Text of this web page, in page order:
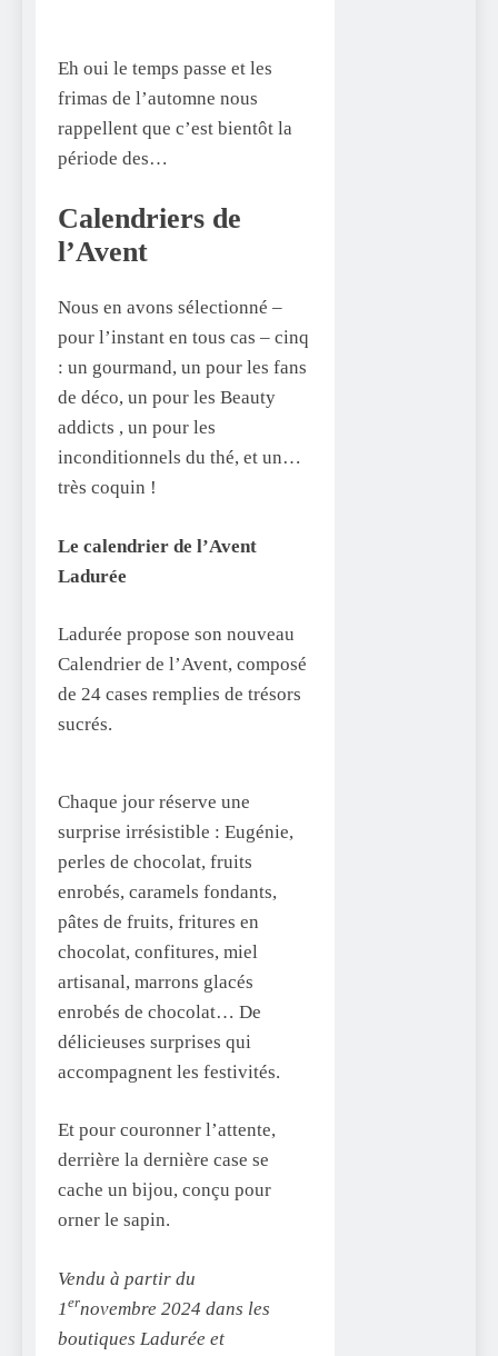
Eh oui le temps passe et les
frimas de l’automne nous
rappellent que c’est bientôt la
période des…
Calendriers de
l’Avent
Nous en avons sélectionné –
pour l’instant en tous cas – cinq
: un gourmand, un pour les fans
de déco, un pour les Beauty
addicts , un pour les
inconditionnels du thé, et un…
très coquin !
Le calendrier de l’Avent
Ladurée
Ladurée propose son nouveau
Calendrier de l’Avent, composé
de 24 cases remplies de trésors
sucrés.
Chaque jour réserve une
surprise irrésistible : Eugénie,
perles de chocolat, fruits
enrobés, caramels fondants,
pâtes de fruits, fritures en
chocolat, confitures, miel
artisanal, marrons glacés
enrobés de chocolat… De
délicieuses surprises qui
accompagnent les festivités.
Et pour couronner l’attente,
derrière la dernière case se
cache un bijou, conçu pour
orner le sapin.
Vendu à partir du
1ernovembre 2024 dans les
boutiques Ladurée et